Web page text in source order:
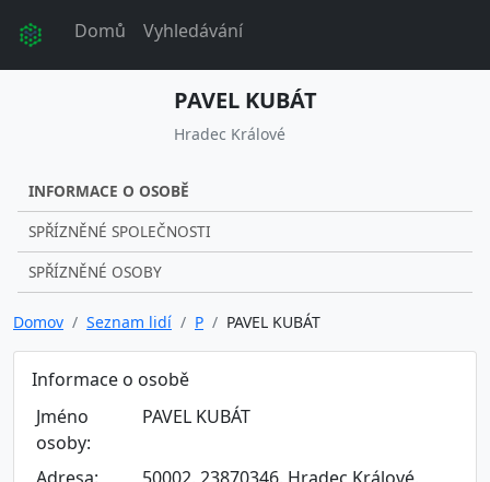
Domů Vyhledávání
PAVEL KUBÁT
Hradec Králové
INFORMACE O OSOBĚ
SPŘÍZNĚNÉ SPOLEČNOSTI
SPŘÍZNĚNÉ OSOBY
Domov Seznam lidí P PAVEL KUBÁT
Informace o osobě
Jméno
osoby:
PAVEL KUBÁT